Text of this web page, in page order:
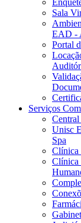
Sala
EAD -
Portal
Serviços
Unisc
Spa
Clínica
Clínica